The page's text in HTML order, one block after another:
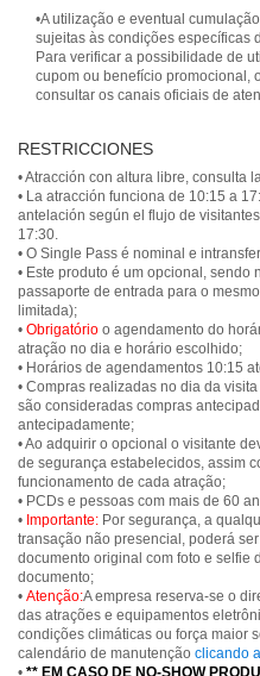
•A utilização e eventual
sujeitas às condições específicas
Para verificar a possibilidade de
cupom ou benefício promocional,
consultar os canais oficiais de
RESTRICCIONES
• Atracción con altura libre, consulta
• La atracción funciona de 10:15 a
antelación según el flujo de
17:30.
• O Single Pass é nominal e
• Este produto é um opcional, sendo
passaporte de entrada para o
limitada);
• Obrigatório o agendamento do
atração no dia e horário escolhido;
• Horários de agendamentos 10:15
• Compras realizadas no dia da
são consideradas compras
antecipadamente;
• Ao adquirir o opcional o visitante
de segurança estabelecidos, assim
funcionamento de cada atração;
• PCDs e pessoas com mais de 60
• Importante: Por segurança, a
transação não presencial, poderá
documento original com foto e selfie
documento;
• Atenção:A empresa reserva-se o
das atrações e equipamentos
condições climáticas ou força maior
calendário de manutenção clicando
• ** EM CASO DE NO-SHOW